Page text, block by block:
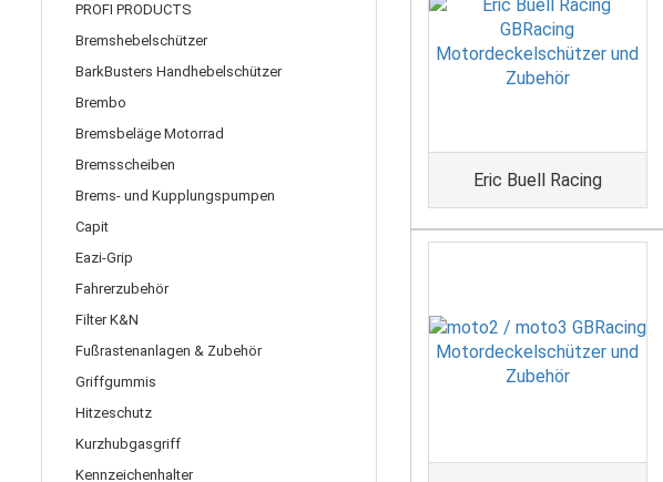
Eric Buell Racing
PROFI PRODUCTS
Bremshebelschützer
BarkBusters Handhebelschützer
Brembo
Bremsbeläge Motorrad
Bremsscheiben
Brems- und Kupplungspumpen
Capit
Eazi-Grip
Fahrerzubehör
Filter K&N
Fußrastenanlagen & Zubehör
Griffgummis
Hitzeschutz
Kurzhubgasgriff
Kennzeichenhalter